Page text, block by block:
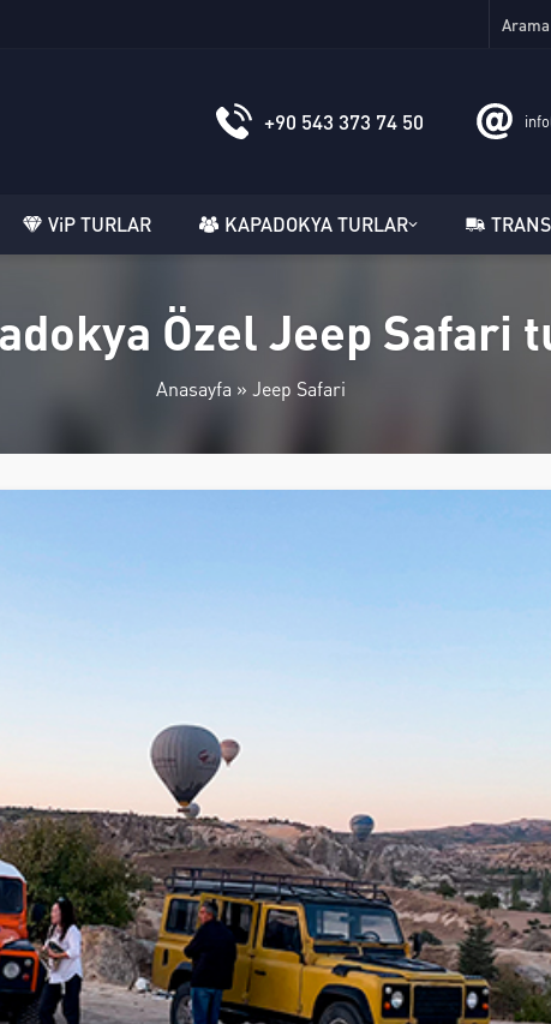
+90 543 373 74 50
ViP TURLAR KAPADOKYA TURLAR
Özel Jeep Safari
Anasayfa » Jeep Safari